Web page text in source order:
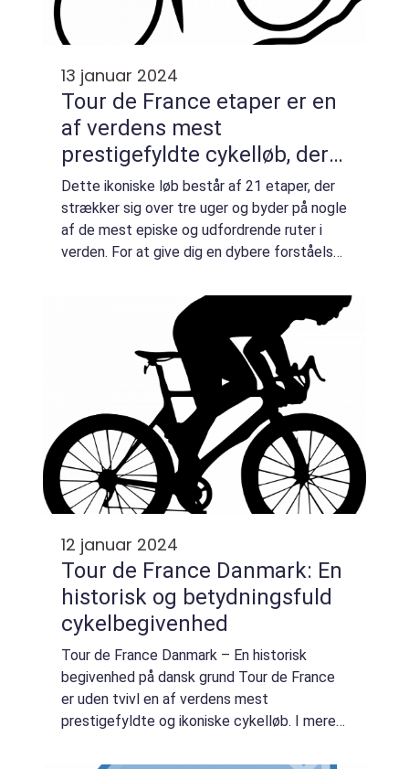
13 januar 2024
Tour de France etaper er en
af verdens mest
prestigefyldte cykelløb, der
tiltrækker millioner af seere
hvert år
Dette ikoniske løb består af 21 etaper, der
strækker sig over tre uger og byder på nogle
af de mest episke og udfordrende ruter i
verden. For at give dig en dybere forståelse
udforske deres historie, betydn...
12 januar 2024
Tour de France Danmark: En
historisk og betydningsfuld
cykelbegivenhed
Tour de France Danmark – En historisk
begivenhed på dansk grund Tour de France
er uden tvivl en af verdens mest
prestigefyldte og ikoniske cykelløb. I mere
samlet de bedste cykelryttere fra hele